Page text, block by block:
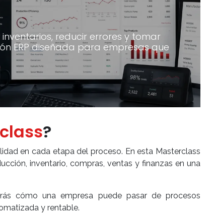
reducir errores y tomar
ERP diseñada para empresas que
?
en cada etapa del proceso. En esta Masterclass
inventario, compras, ventas y finanzas en una
cómo una empresa puede pasar de procesos
y rentable.